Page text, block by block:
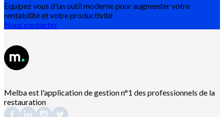
Equipez vous d'un outil moderne pour augmenter votre
rentabilité et votre productivité
Nous contacter
Melba est l'application de gestion n°1 des professionnels de la
restauration